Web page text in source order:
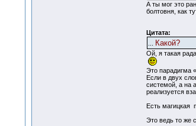
А ты мог это
болтовня, как
Цитата:
Какой?
Ой, я такая
Это парадигма
Если в двух
системой, а на
реализуется
Есть магицкая
Это ведь то же